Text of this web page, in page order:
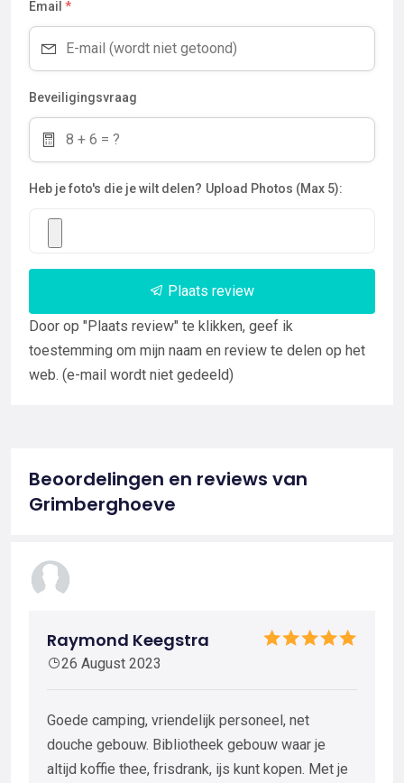
Email *
Beveiligingsvraag
Heb je foto's die je wilt delen? Upload Photos (Max 5):
Plaats review
Door op "Plaats review" te klikken, geef ik
toestemming om mijn naam en review te delen op het
web. (e-mail wordt niet gedeeld)
Beoordelingen en reviews van
Grimberghoeve
Raymond Keegstra
26 August 2023
Goede camping, vriendelijk personeel, net
douche gebouw. Bibliotheek gebouw waar je
altijd koffie thee, frisdrank, ijs kunt kopen. Met je